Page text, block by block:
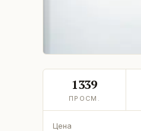
1339
ПРОСМ.
Цена